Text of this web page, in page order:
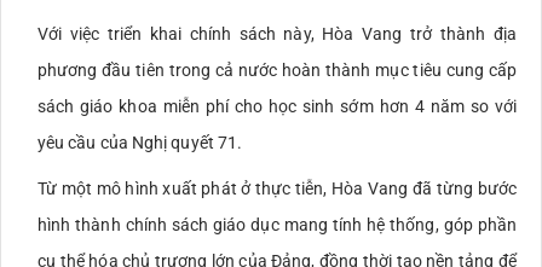
Với việc triển khai chính sách này, Hòa Vang trở thành địa
phương đầu tiên trong cả nước hoàn thành mục tiêu cung cấp
sách giáo khoa miễn phí cho học sinh sớm hơn 4 năm so với
yêu cầu của Nghị quyết 71.
Từ một mô hình xuất phát ở thực tiễn, Hòa Vang đã từng bước
hình thành chính sách giáo dục mang tính hệ thống, góp phần
cụ thể hóa chủ trương lớn của Đảng, đồng thời tạo nền tảng để